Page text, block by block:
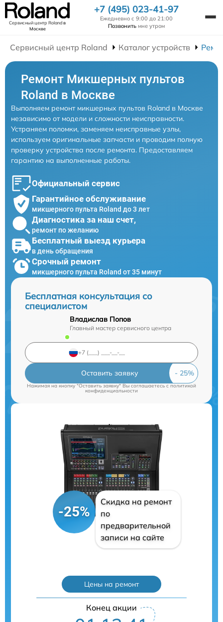
Сервисный центр Rolandв
Москве
+7 (495) 023-41-97
Ежедневно с 9:00 до 21:00
Позвонить мне утром
Сервисный центр Roland Каталог устройств
Ремонт Микшерных пультов
Roland в Москве
Выполняем ремонт микшерных пультов Roland в Москве
независимо от модели и сложности неисправности.
Устраняем поломки, заменяем неисправные узлы,
используем оригинальные запчасти и проводим полную
проверку устройства после ремонта. Предоставляем
гарантию на выполненные работы.
Официальный сервис
Гарантийное обслуживание
микшерного пульта Roland до 3 лет
Диагностика за наш счет,
ремонт по желанию
Бесплатный выезд курьера
в день обращения
Срочный ремонт
микшерного пульта Roland от 35 минут
Бесплатная консультация со
специалистом
Владислав Попов
Главный мастер сервисного центра
Оставить заявку
Нажимая на кнопку "Оставить заявку" Вы соглашаетесь cполитикой
конфиденциальности
-25%
Скидка на ремонт
по
предварительной
записи на сайте
Цены на ремонт
Конец акции